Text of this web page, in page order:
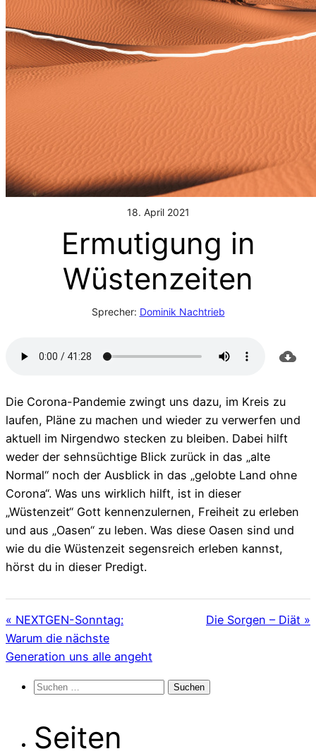
18. April 2021
Ermutigung in
Wüstenzeiten
Sprecher: Dominik Nachtrieb
Die Corona-Pandemie zwingt uns dazu, im Kreis zu
laufen, Pläne zu machen und wieder zu verwerfen und
aktuell im Nirgendwo stecken zu bleiben. Dabei hilft
weder der sehnsüchtige Blick zurück in das „alte
Normal“ noch der Ausblick in das „gelobte Land ohne
Corona“. Was uns wirklich hilft, ist in dieser
„Wüstenzeit“ Gott kennenzulernen, Freiheit zu erleben
und aus „Oasen“ zu leben. Was diese Oasen sind und
wie du die Wüstenzeit segensreich erleben kannst,
hörst du in dieser Predigt.
« NEXTGEN-Sonntag:
Warum die nächste
Generation uns alle angeht
Die Sorgen – Diät »
Suchen
Seiten